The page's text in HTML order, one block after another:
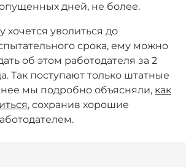
дней, не более.
хочется уволиться до
срока, ему можно
об этом работодателя за 2
Так поступают только штатные
мы подробно объясняли, как
, сохранив хорошие